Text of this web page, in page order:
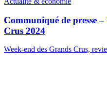
Communiqué de presse
Crus 2024
Week-end des Grands Crus,